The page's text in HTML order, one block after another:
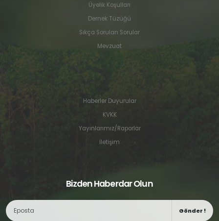
Üyelik Koşulları
Dernek Tüzüğü
Sıkça Sorulan Sorular
Mevzuat
Haberler Duyurular
KVKK
Yayınlarımız/Raporlar
İletişim
Bizden Haberdar Olun
Gönder !